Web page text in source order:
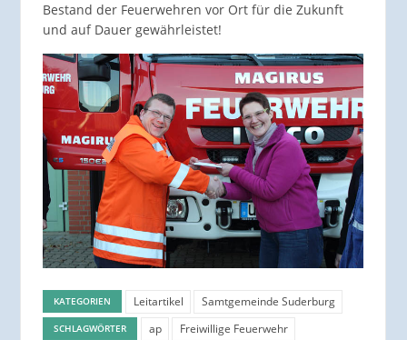
Bestand der Feuerwehren vor Ort für die Zukunft
und auf Dauer gewährleistet!
KATEGORIEN Leitartikel Samtgemeinde Suderburg
SCHLAGWÖRTER ap
Freiwillige Feuerwehr